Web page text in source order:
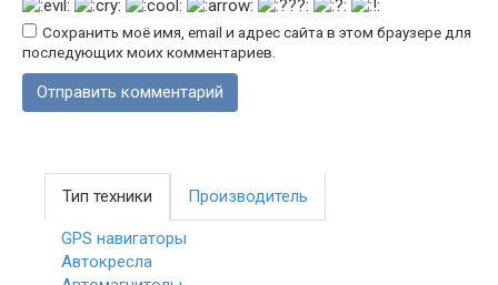
Сохранить моё имя, email и адрес сайта в этом браузере для
последующих моих комментариев.
Тип техники Производитель
GPS навигаторы
Автокресла